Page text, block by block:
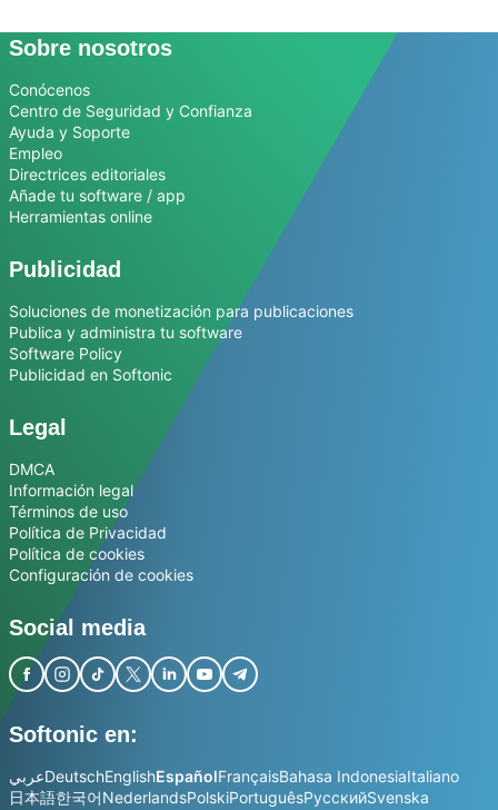
Sobre nosotros
Conócenos
Centro de Seguridad y Confianza
Ayuda y Soporte
Empleo
Directrices editoriales
Añade tu software / app
Herramientas online
Publicidad
Soluciones de monetización para publicaciones
Publica y administra tu software
Software Policy
Publicidad en Softonic
Legal
DMCA
Información legal
Términos de uso
Política de Privacidad
Política de cookies
Configuración de cookies
Social media
Softonic en:
عربيDeutschEnglishEspañolFrançaisBahasa IndonesiaItaliano
日本語한국어NederlandsPolskiPortuguêsРусскийSvenska